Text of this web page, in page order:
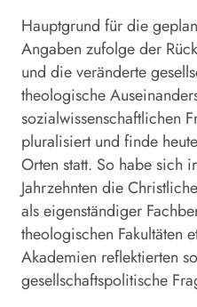
Hauptgrund für die
Angaben zufolge der
und die veränderte
theologische
sozialwissenschaftlichen
pluralisiert und finde
Orten statt. So habe sich
Jahrzehnten die
als eigenständiger
theologischen Fakultäten
Akademien reflektierten
gesellschaftspolitische